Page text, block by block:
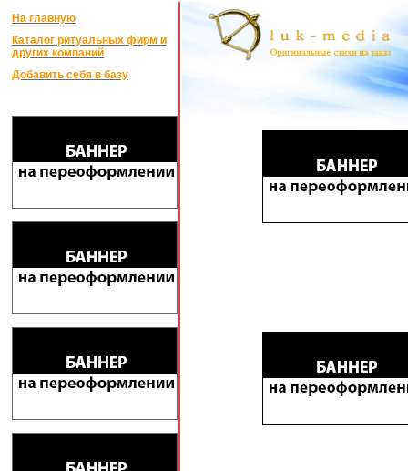
На главную
Каталог ритуальных фирм и
других компаний
Добавить себя в базу